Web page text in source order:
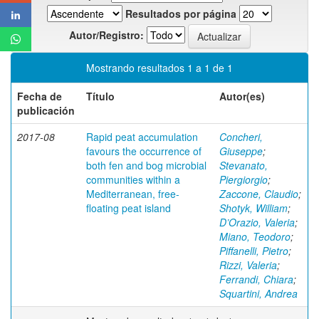
Resultados por página
Autor/Registro:
Mostrando resultados 1 a 1 de 1
Fecha de
publicación
Título Autor(es)
2017-08
Rapid peat accumulation
favours the occurrence of
both fen and bog microbial
communities within a
Mediterranean, free-
floating peat island
Concheri,
Giuseppe;
Stevanato,
Piergiorgio;
Zaccone, Claudio;
Shotyk, William;
D’Orazio, Valeria;
Miano, Teodoro;
Piffanelli, Pietro;
Rizzi, Valeria;
Ferrandi, Chiara;
Squartini, Andrea